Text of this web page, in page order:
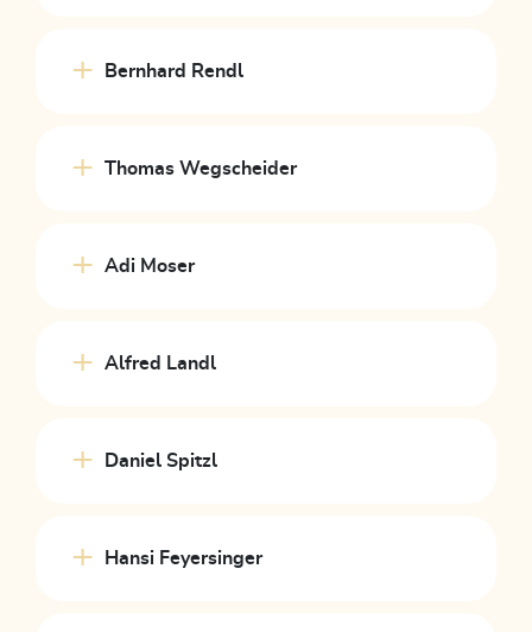
Bernhard Rendl
Thomas Wegscheider
Adi Moser
Alfred Landl
Daniel Spitzl
Hansi Feyersinger